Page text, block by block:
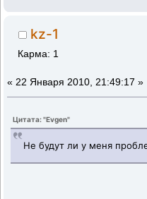
kz-1
Карма: 1
« 22 Января 2010, 21:49:17 »
Цитата: "Evgen"
Не будут ли у меня